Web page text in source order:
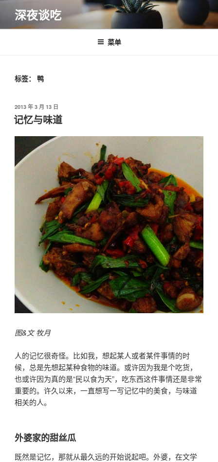
内
深夜谈吃
菜单
标签： 鸭
发
布
于
2013 年 3 月 13 日
记忆与味道
图&文 牧月
人的记忆很奇怪。比如我，想起某人或者某件事情的时
候，总是先想起某种食物的味道。或许因为我是个吃货，
也或许因为真的是“民以食为天”，吃东西这件事情还是非常
重要的。许久以来，一直想写一写记忆中的美食，与味道
相关的人。
外婆家的甜丝瓜
既然是记忆，那就从最久远的开始说起吧。外婆，在文学